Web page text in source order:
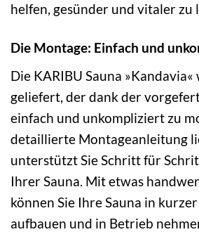
helfen, gesünder und vitaler zu
Die Montage: Einfach und
Die KARIBU Sauna
geliefert, der dank der
einfach und unkompliziert zu
detaillierte Montageanleitung
unterstützt Sie Schritt für
Ihrer Sauna. Mit etwas
können Sie Ihre Sauna in
aufbauen und in Betrieb